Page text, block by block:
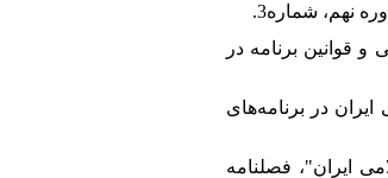
نهم، شماره3.
و قوانین برنامه در
اسلامی ایران در برنامه‌های
اسلامی ایران"، فصلنامه